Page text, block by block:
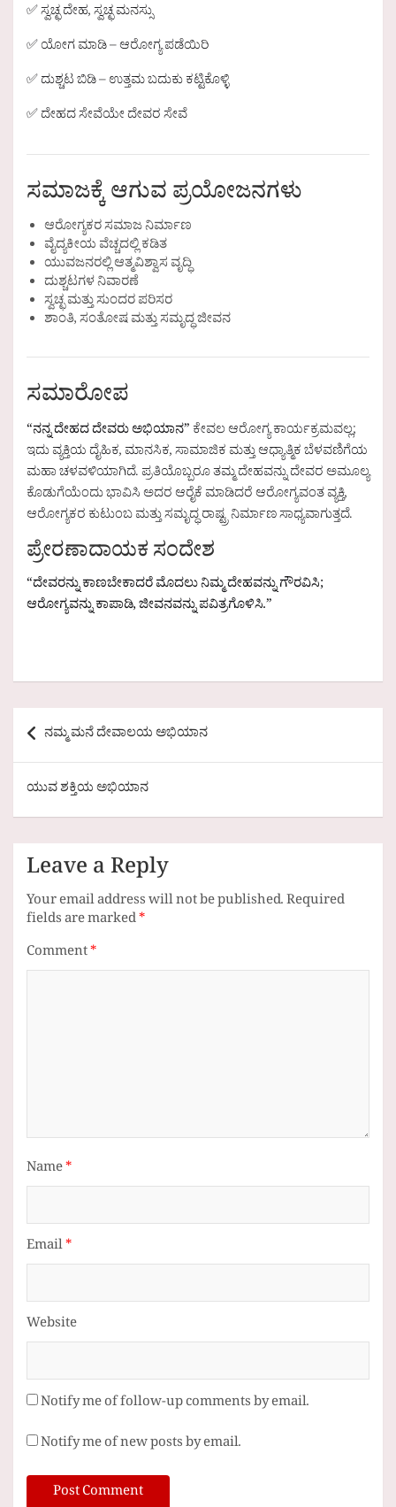
✅ ಸ್ವಚ್ಛ ದೇಹ, ಸ್ವಚ್ಛ ಮನಸ್ಸು
✅ ಯೋಗ ಮಾಡಿ – ಆರೋಗ್ಯ ಪಡೆಯಿರಿ
✅ ದುಶ್ಚಟ ಬಿಡಿ – ಉತ್ತಮ ಬದುಕು ಕಟ್ಟಿಕೊಳ್ಳಿ
✅ ದೇಹದ ಸೇವೆಯೇ ದೇವರ ಸೇವೆ
ಸಮಾಜಕ್ಕೆ ಆಗುವ ಪ್ರಯೋಜನಗಳು
ಆರೋಗ್ಯಕರ ಸಮಾಜ ನಿರ್ಮಾಣ
ವೈದ್ಯಕೀಯ ವೆಚ್ಚದಲ್ಲಿ ಕಡಿತ
ಯುವಜನರಲ್ಲಿ ಆತ್ಮವಿಶ್ವಾಸ ವೃದ್ಧಿ
ದುಶ್ಚಟಗಳ ನಿವಾರಣೆ
ಸ್ವಚ್ಛ ಮತ್ತು ಸುಂದರ ಪರಿಸರ
ಶಾಂತಿ, ಸಂತೋಷ ಮತ್ತು ಸಮೃದ್ಧ ಜೀವನ
ಸಮಾರೋಪ
“ನನ್ನ ದೇಹದ ದೇವರು ಅಭಿಯಾನ” ಕೇವಲ ಆರೋಗ್ಯ ಕಾರ್ಯಕ್ರಮವಲ್ಲ;
ಇದು ವ್ಯಕ್ತಿಯ ದೈಹಿಕ, ಮಾನಸಿಕ, ಸಾಮಾಜಿಕ ಮತ್ತು ಆಧ್ಯಾತ್ಮಿಕ ಬೆಳವಣಿಗೆಯ
ಮಹಾ ಚಳವಳಿಯಾಗಿದೆ. ಪ್ರತಿಯೊಬ್ಬರೂ ತಮ್ಮ ದೇಹವನ್ನು ದೇವರ ಅಮೂಲ್ಯ
ಕೊಡುಗೆಯೆಂದು ಭಾವಿಸಿ ಅದರ ಆರೈಕೆ ಮಾಡಿದರೆ ಆರೋಗ್ಯವಂತ ವ್ಯಕ್ತಿ,
ಆರೋಗ್ಯಕರ ಕುಟುಂಬ ಮತ್ತು ಸಮೃದ್ಧ ರಾಷ್ಟ್ರ ನಿರ್ಮಾಣ ಸಾಧ್ಯವಾಗುತ್ತದೆ.
ಪ್ರೇರಣಾದಾಯಕ ಸಂದೇಶ
“ದೇವರನ್ನು ಕಾಣಬೇಕಾದರೆ ಮೊದಲು ನಿಮ್ಮ ದೇಹವನ್ನು ಗೌರವಿಸಿ;
ಆರೋಗ್ಯವನ್ನು ಕಾಪಾಡಿ, ಜೀವನವನ್ನು ಪವಿತ್ರಗೊಳಿಸಿ.”
Post
navigation
ನಮ್ಮ ಮನೆ ದೇವಾಲಯ ಅಭಿಯಾನ
ಯುವ ಶಕ್ತಿಯ ಅಭಿಯಾನ
Leave a Reply
Your email address will not be published.Required
fields are marked*
Comment*
Name*
Email*
Website
Notify me of follow-up comments by email.
Notify me of new posts by email.